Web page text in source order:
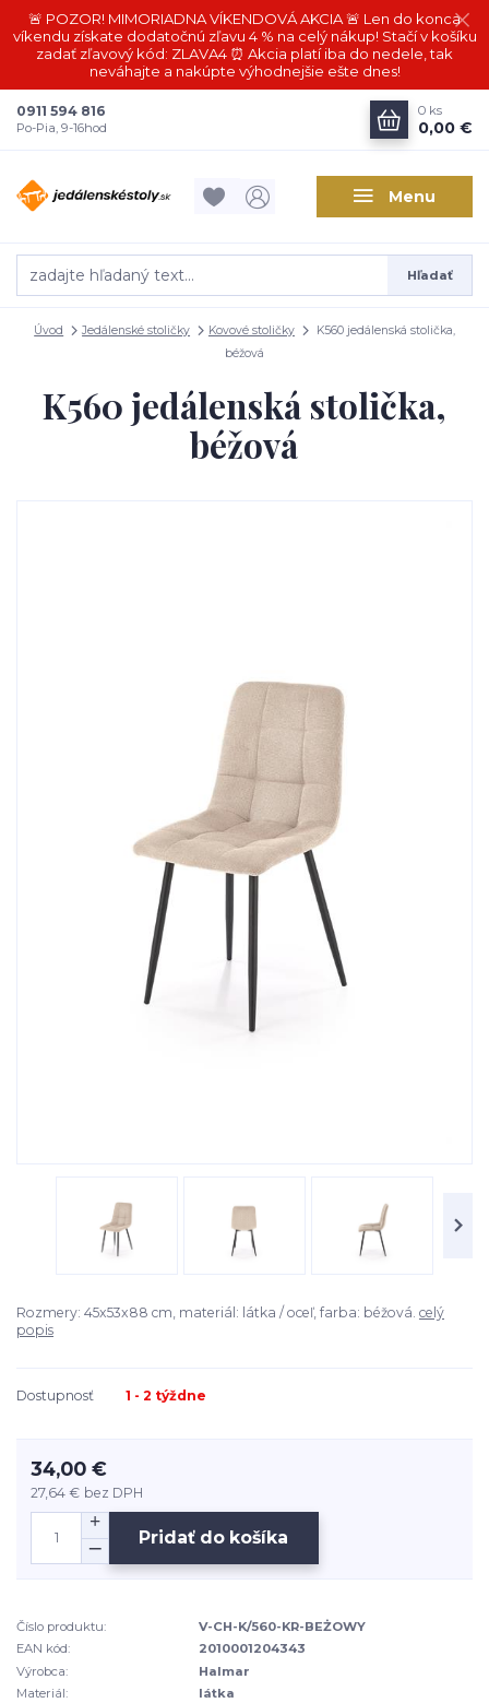
🚨 POZOR! MIMORIADNA VÍKENDOVÁ AKCIA 🚨 Len do konca
víkendu získate dodatočnú zľavu 4 % na celý nákup! Stačí v košíku
zadať zľavový kód: ZLAVA4 ⏰ Akcia platí iba do nedele, tak
neváhajte a nakúpte výhodnejšie ešte dnes!
Menu
Hľadať
0911 594 816
Po-Pia, 9-16hod
0 ks
0,00 €
Úvod Jedálenské stoličky Kovové stoličky
K560 jedálenská stolička,
béžová
K560 jedálenská stolička,
béžová
Rozmery: 45x53x88 cm, materiál: látka / oceľ, farba: béžová. celý
popis
Dostupnosť 1 - 2 týždne
34,00 €
27,64 € bez DPH
Pridať do košíka
Číslo produktu:
V-CH-K/560-KR-BEŻOWY
EAN kód:
2010001204343
Výrobca:
Halmar
Materiál:
látka